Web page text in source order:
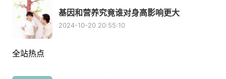
基因和营养究竟谁对身高影响更大
2024-10-20 20:55:10
全站热点